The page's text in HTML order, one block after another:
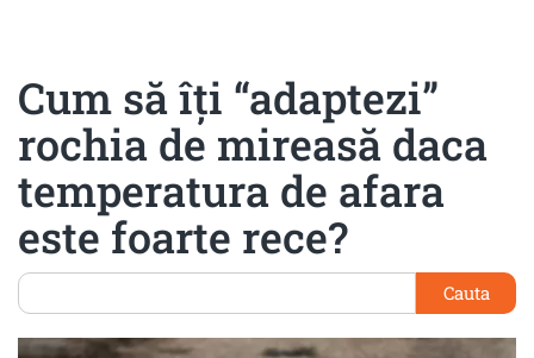
Cum să îți “adaptezi”
rochia de mireasă daca
temperatura de afara
este foarte rece?
Cauta